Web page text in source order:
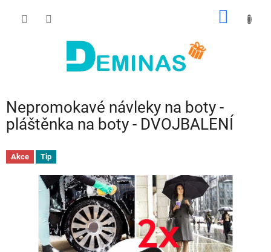
Nepromokavé návleky na boty -
pláštěnka na boty - DVOJBALENÍ
Akce Tip